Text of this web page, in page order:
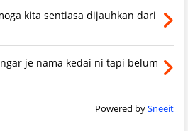
kita sentiasa dijauhkan dari
je nama kedai ni tapi belum
Powered bySneeit